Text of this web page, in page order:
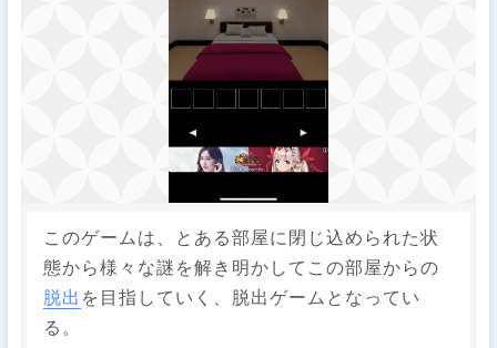
このゲームは、とある部屋に閉じ込められた状
態から様々な謎を解き明かしてこの部屋からの
脱出 を目指していく、脱出ゲームとなってい
る。